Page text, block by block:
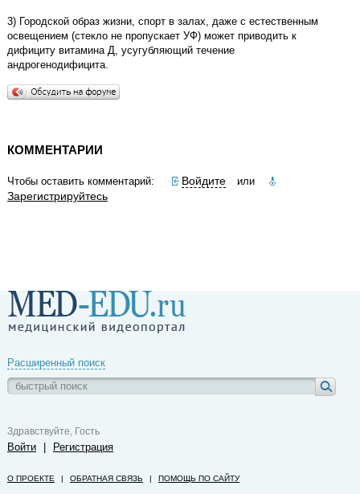
3) Городской образ жизни, спорт в залах, даже с естественным
освещением (стекло не пропускает УФ) может приводить к
дифициту витамина Д, усугубляющий течение
андрогенодифицита.
КОММЕНТАРИИ
Чтобы оставить комментарий: Войдите или
Зарегистрируйтесь
Расширенный поиск
Здравствуйте, Гость
Войти Регистрация
О ПРОЕКТЕ | ОБРАТНАЯ СВЯЗЬ | ПОМОЩЬ ПО САЙТУ